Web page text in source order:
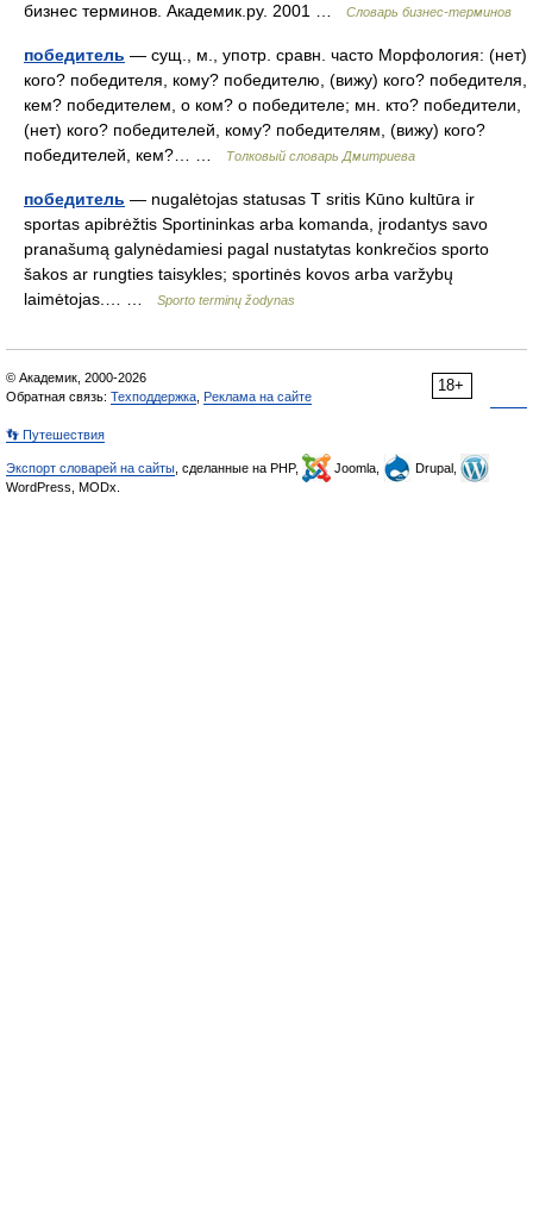
бизнес терминов. Академик.ру. 2001 …
Словарь бизнес-терминов
победитель — сущ., м., употр. сравн. часто Морфология: (нет)
кого? победителя, кому? победителю, (вижу) кого? победителя,
кем? победителем, о ком? о победителе; мн. кто? победители,
(нет) кого? победителей, кому? победителям, (вижу) кого?
победителей, кем?… …
Толковый словарь Дмитриева
победитель — nugalėtojas statusas T sritis Kūno kultūra ir
sportas apibrėžtis Sportininkas arba komanda, įrodantys savo
pranašumą galynėdamiesi pagal nustatytas konkrečios sporto
šakos ar rungties taisykles; sportinės kovos arba varžybų
laimėtojas.… …
Sporto terminų žodynas
18+
© Академик, 2000-2026
Обратная связь: Техподдержка Реклама на сайте
👣 Путешествия
Экспорт словарей на сайты , сделанные на PHP, Joomla,
Drupal,
WordPress, MODx.